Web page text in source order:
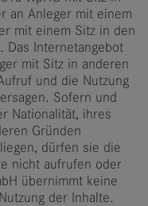
an Anleger mit einem
mit einem Sitz in den
Das Internetangebot
mit Sitz in anderen
und die Nutzung
Sofern und
Nationalität, ihres
Gründen
dürfen sie die
nicht aufrufen oder
übernimmt keine
der Inhalte.